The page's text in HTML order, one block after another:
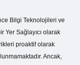
Bilgi Teknolojileri ve
Yer Sağlayıcı olarak
proaktif olarak
Ancak,